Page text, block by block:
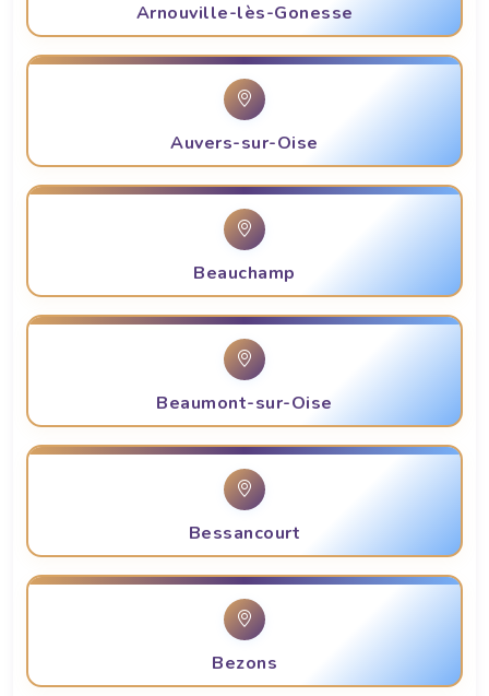
Arnouville-lès-Gonesse
Auvers-sur-Oise
Beauchamp
Beaumont-sur-Oise
Bessancourt
Bezons